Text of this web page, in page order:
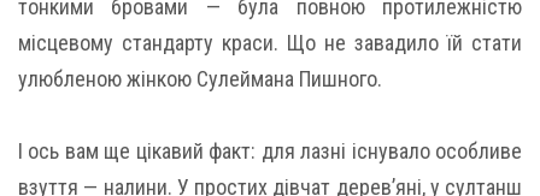
тонкими бровами — була повною протилежністю
місцевому стандарту краси. Що не завадило їй стати
улюбленою жінкою Сулеймана Пишного.
І ось вам ще цікавий факт: для лазні існувало особливе
взуття — налини. У простих дівчат дерев’яні, у султанш